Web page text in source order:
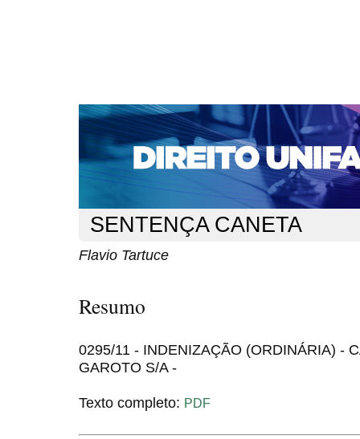
CAPA SOBRE ACESSO CADASTRO
NOTÍCIAS
EDIÇÕES DE Nº 1 A 100 WEBMAIL
Capa>n. 152 (2013) > Tartuce
SENTENÇA CANETA
Flavio Tartuce
Resumo
0295/11 - INDENIZAÇÃO (ORDINÁRIA) -
GAROTO S/A -
Texto completo: PDF